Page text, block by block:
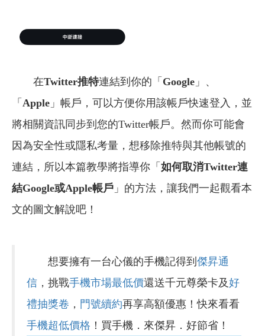
在Twitter推特連結到你的「 Google 」、
「 Apple 」帳戶，可以方便你用該帳戶快速登入，並
將相關資訊同步到您的Twitter帳戶。然而你可能會
因為安全性或隱私考量，想移除推特與其他帳號的
連結，所以本篇教學將指導你「 如何取消Twitter連
結Google或Apple帳戶 」的方法，讓我們一起觀看本
文的圖文解說吧！
想要擁有一台心儀的手機記得到 傑昇通
信 ，挑戰手機市場最低價還送千元尊榮卡及好
禮抽獎卷 ， 門號續約再享高額優惠！快來看看
手機超低價格 ！買手機．來傑昇．好節省！